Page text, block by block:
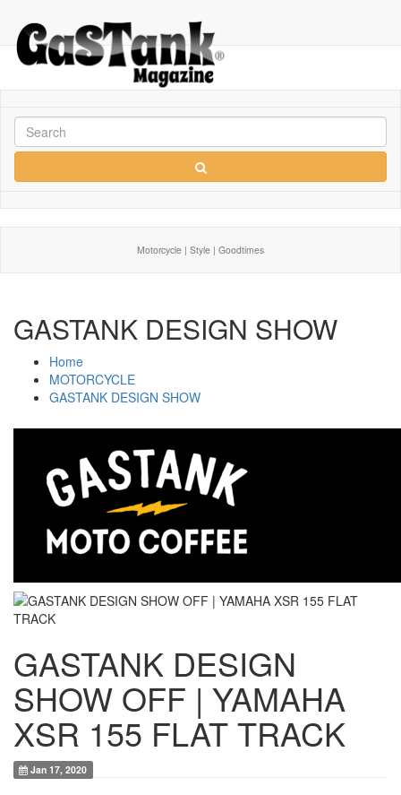
Motorcycle | Style | Goodtimes
GASTANK DESIGN SHOW
Home
MOTORCYCLE
GASTANK DESIGN SHOW
GASTANK DESIGN
SHOW OFF | YAMAHA
XSR 155 FLAT TRACK
Jan 17, 2020